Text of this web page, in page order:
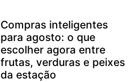
Compras inteligentes
para agosto: o que
escolher agora entre
frutas, verduras e peixes
da estação